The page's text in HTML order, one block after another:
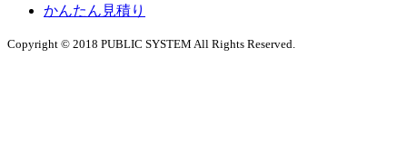
かんたん見積り
Copyright © 2018 PUBLIC SYSTEM All Rights Reserved.